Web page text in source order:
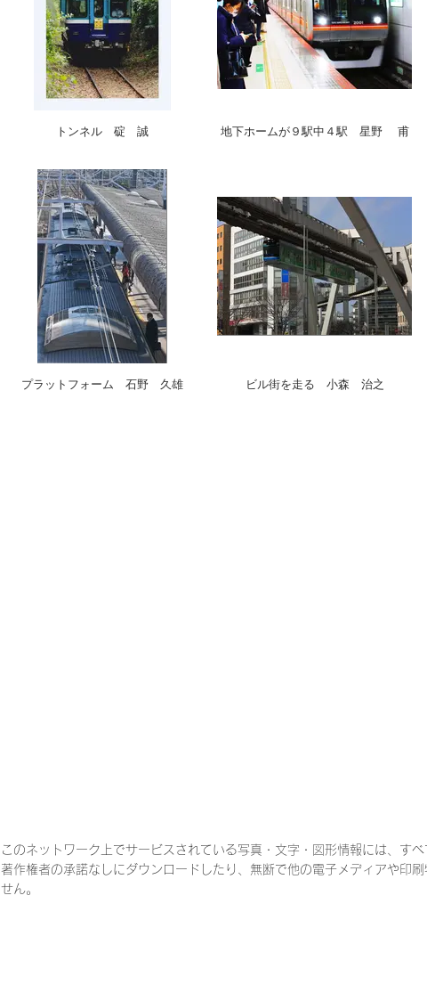
トンネル 碇 誠 地下ホームが９駅中４駅 星野 甫
プラットフォーム 石野 久雄 ビル街を走る 小森 治之
このネットワーク上でサービスされている写真・文字・図形情報には、すべ
著作権者の承諾なしにダウンロードしたり、無断で他の電子メディアや印
せん。